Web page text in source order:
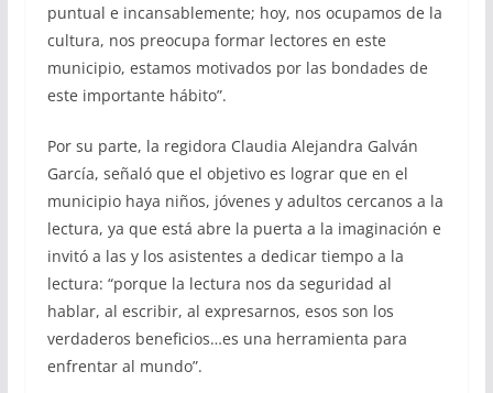
puntual e incansablemente; hoy, nos ocupamos de la
cultura, nos preocupa formar lectores en este
municipio, estamos motivados por las bondades de
este importante hábito”.
Por su parte, la regidora Claudia Alejandra Galván
García, señaló que el objetivo es lograr que en el
municipio haya niños, jóvenes y adultos cercanos a la
lectura, ya que está abre la puerta a la imaginación e
invitó a las y los asistentes a dedicar tiempo a la
lectura: “porque la lectura nos da seguridad al
hablar, al escribir, al expresarnos, esos son los
verdaderos beneficios…es una herramienta para
enfrentar al mundo”.